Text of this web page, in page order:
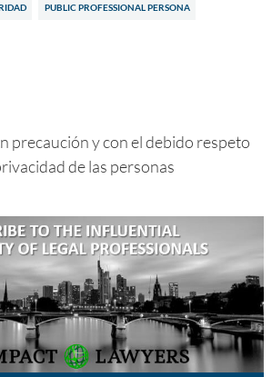
PUBLIC PROFESSIONAL PERSONA
precaución y con el debido respeto
de las personas